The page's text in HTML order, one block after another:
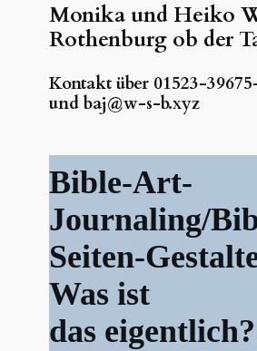
Monika und Heiko
Rothenburg ob der
Kontakt über 01523-
und baj@w-s-b.xyz
Bible-Art-
Journaling/
Seiten-
Was ist
das eigentlich?